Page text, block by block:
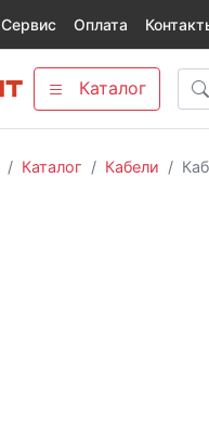
Сервис Оплата
Каталог
Каталог Кабели